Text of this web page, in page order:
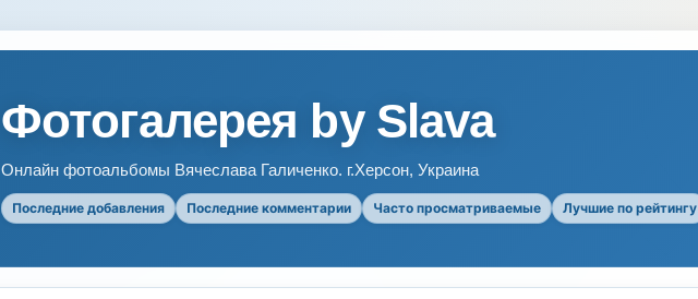
Фотогалерея by Slava
Онлайн фотоальбомы Вячеслава Галиченко. г.Херсон, Украина
Последние добавления Последние комментарии Часто просматриваемые Лучшие по рейтингу